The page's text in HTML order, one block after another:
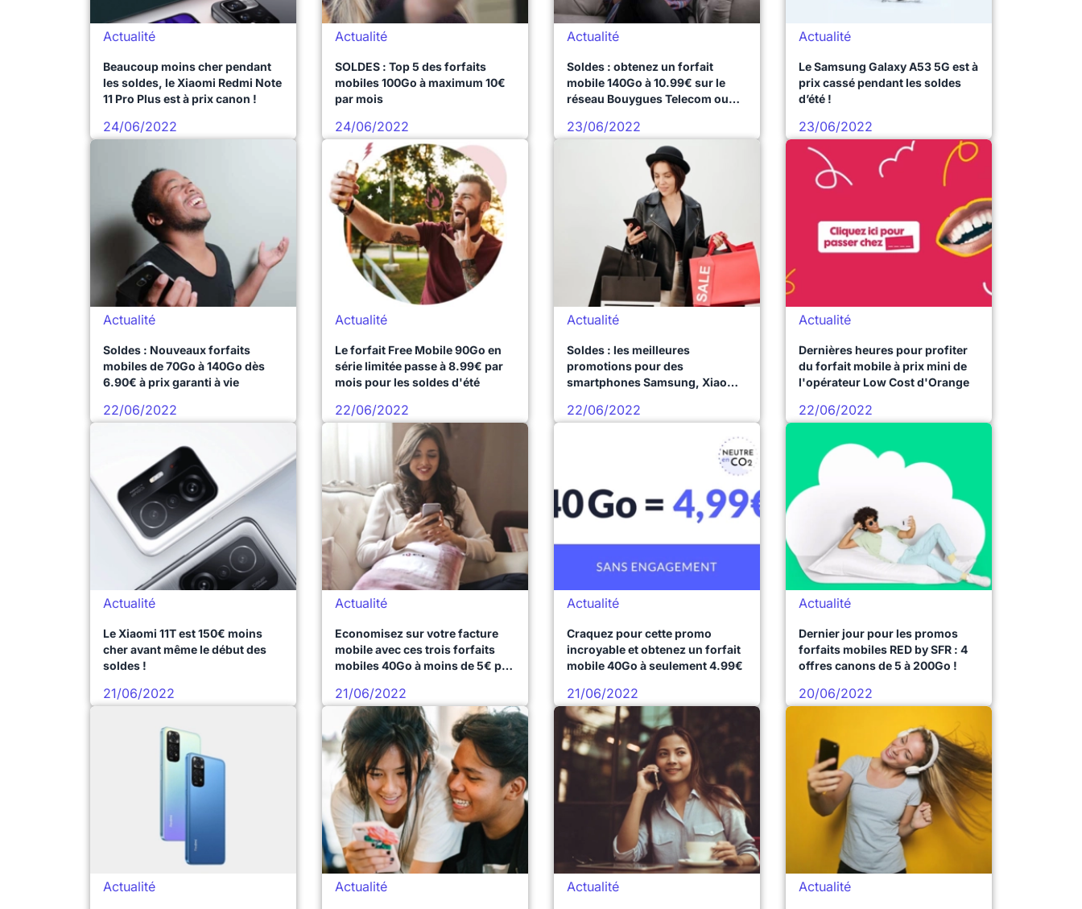
Actualité
Beaucoup moins cher pendant
les soldes, le Xiaomi Redmi Note
11 Pro Plus est à prix canon !
24/06/2022
Actualité
SOLDES : Top 5 des forfaits
mobiles 100Go à maximum 10€
par mois
24/06/2022
Actualité
Soldes : obtenez un forfait
mobile 140Go à 10.99€ sur le
réseau Bouygues Telecom ou
23/06/2022
Actualité
Le Samsung Galaxy A53 5G est à
prix cassé pendant les soldes
d’été !
23/06/2022
Actualité
Soldes : Nouveaux forfaits
mobiles de 70Go à 140Go dès
6.90€ à prix garanti à vie
22/06/2022
Actualité
Le forfait Free Mobile 90Go en
série limitée passe à 8.99€ par
mois pour les soldes d'été
22/06/2022
Actualité
Soldes : les meilleures
promotions pour des
smartphones Samsung, Xiaomi
22/06/2022
Actualité
Dernières heures pour profiter
du forfait mobile à prix mini de
l'opérateur Low Cost d'Orange
22/06/2022
Actualité
Le Xiaomi 11T est 150€ moins
cher avant même le début des
soldes !
21/06/2022
Actualité
Economisez sur votre facture
mobile avec ces trois forfaits
mobiles 40Go à moins de 5€ par
21/06/2022
Actualité
Craquez pour cette promo
incroyable et obtenez un forfait
mobile 40Go à seulement 4.99€
21/06/2022
Actualité
Dernier jour pour les promos
forfaits mobiles RED by SFR : 4
offres canons de 5 à 200Go !
20/06/2022
Actualité Actualité Actualité Actualité